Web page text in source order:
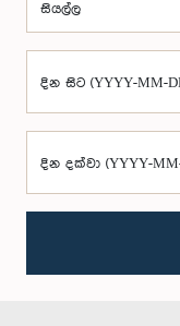
දින සිට (YYYY-MM-
දින දක්වා (YYYY-